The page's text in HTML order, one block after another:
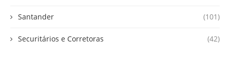
Santander (101)
Securitários e Corretoras (42)